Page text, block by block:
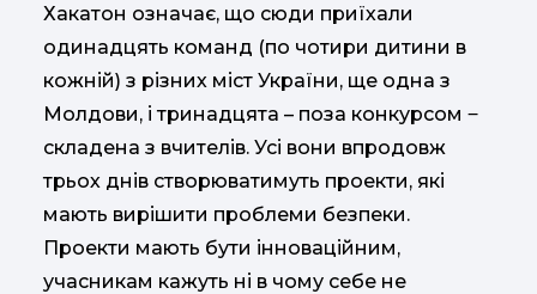
Хакатон означає, що сюди приїхали
одинадцять команд (по чотири дитини в
кожній) з різних міст України, ще одна з
Молдови, і тринадцята – поза конкурсом ‒
складена з вчителів. Усі вони впродовж
трьох днів створюватимуть проекти, які
мають вирішити проблеми безпеки.
Проекти мають бути інноваційним,
учасникам кажуть ні в чому себе не